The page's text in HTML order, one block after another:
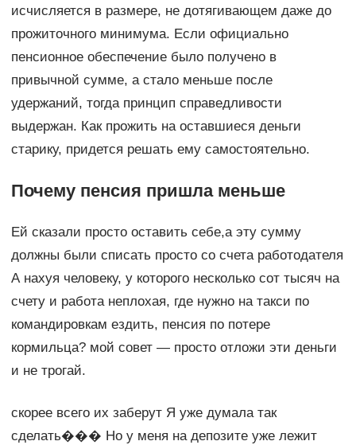
исчисляется в размере, не дотягивающем даже до
прожиточного минимума. Если официально
пенсионное обеспечение было получено в
привычной сумме, а стало меньше после
удержаний, тогда принцип справедливости
выдержан. Как прожить на оставшиеся деньги
старику, придется решать ему самостоятельно.
Почему пенсия пришла меньше
Ей сказали просто оставить себе,а эту сумму
должны были списать просто со счета работодателя
А нахуя человеку, у которого несколько сот тысяч на
счету и работа неплохая, где нужно на такси по
командировкам ездить, пенсия по потере
кормильца? мой совет — просто отложи эти деньги
и не трогай.
скорее всего их заберут Я уже думала так
сделать��� Но у меня на депозите уже лежит